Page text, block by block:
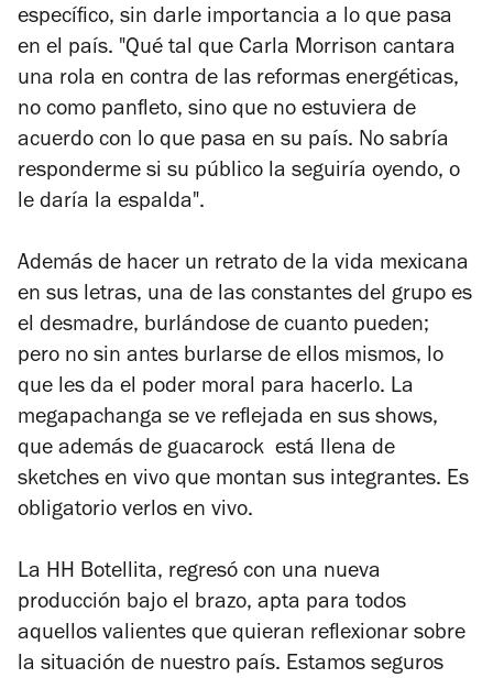
específico, sin darle importancia a lo que pasa
en el país. "Qué tal que Carla Morrison cantara
una rola en contra de las reformas energéticas,
no como panfleto, sino que no estuviera de
acuerdo con lo que pasa en su país. No sabría
responderme si su público la seguiría oyendo, o
le daría la espalda".
Además de hacer un retrato de la vida mexicana
en sus letras, una de las constantes del grupo es
el desmadre, burlándose de cuanto pueden;
pero no sin antes burlarse de ellos mismos, lo
que les da el poder moral para hacerlo. La
megapachanga se ve reflejada en sus shows,
que además de guacarock está llena de
sketches en vivo que montan sus integrantes. Es
obligatorio verlos en vivo.
La HH Botellita, regresó con una nueva
producción bajo el brazo, apta para todos
aquellos valientes que quieran reflexionar sobre
la situación de nuestro país. Estamos seguros